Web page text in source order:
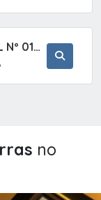
CONCORRÊNCIA PRESENCIAL Nº 018/2026 - PAVIMENTAÇÃO ASFÁLTICA NO BAIRRO VOTUPOCA ? ESTRADA DA RAPOSA, NO MUNICÍPIO DE SETE BARRAS/SP
no